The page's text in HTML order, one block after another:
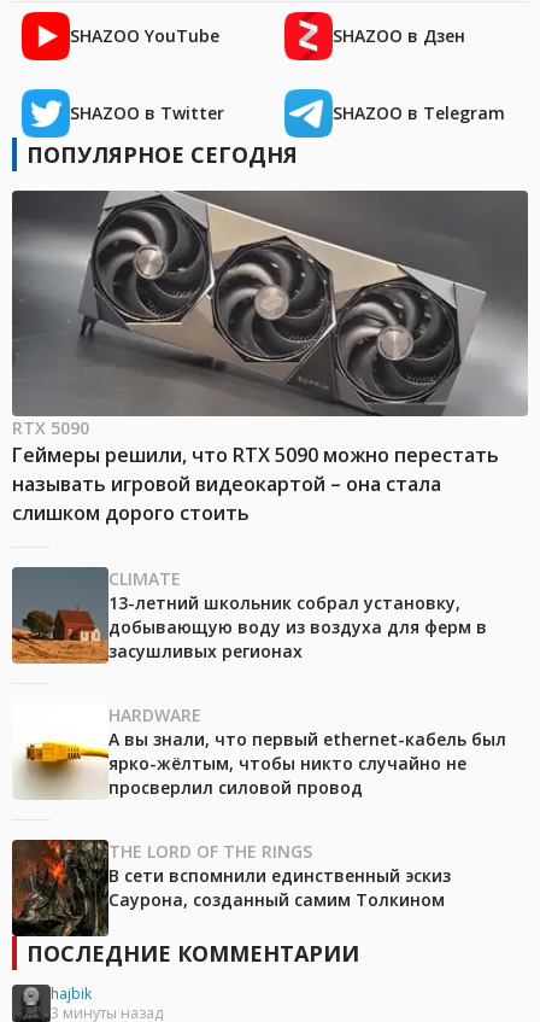
SHAZOO YouTube SHAZOO в Дзен
SHAZOO в Twitter SHAZOO в Telegram
ПОПУЛЯРНОЕ СЕГОДНЯ
RTX 5090
Геймеры решили, что RTX 5090 можно перестать
называть игровой видеокартой – она стала
слишком дорого стоить
CLIMATE
13-летний школьник собрал установку,
добывающую воду из воздуха для ферм в
засушливых регионах
HARDWARE
А вы знали, что первый ethernet-кабель был
ярко-жёлтым, чтобы никто случайно не
просверлил силовой провод
THE LORD OF THE RINGS
В сети вспомнили единственный эскиз
Саурона, созданный самим Толкином
ПОСЛЕДНИЕ КОММЕНТАРИИ
hajbik
3 минуты назад